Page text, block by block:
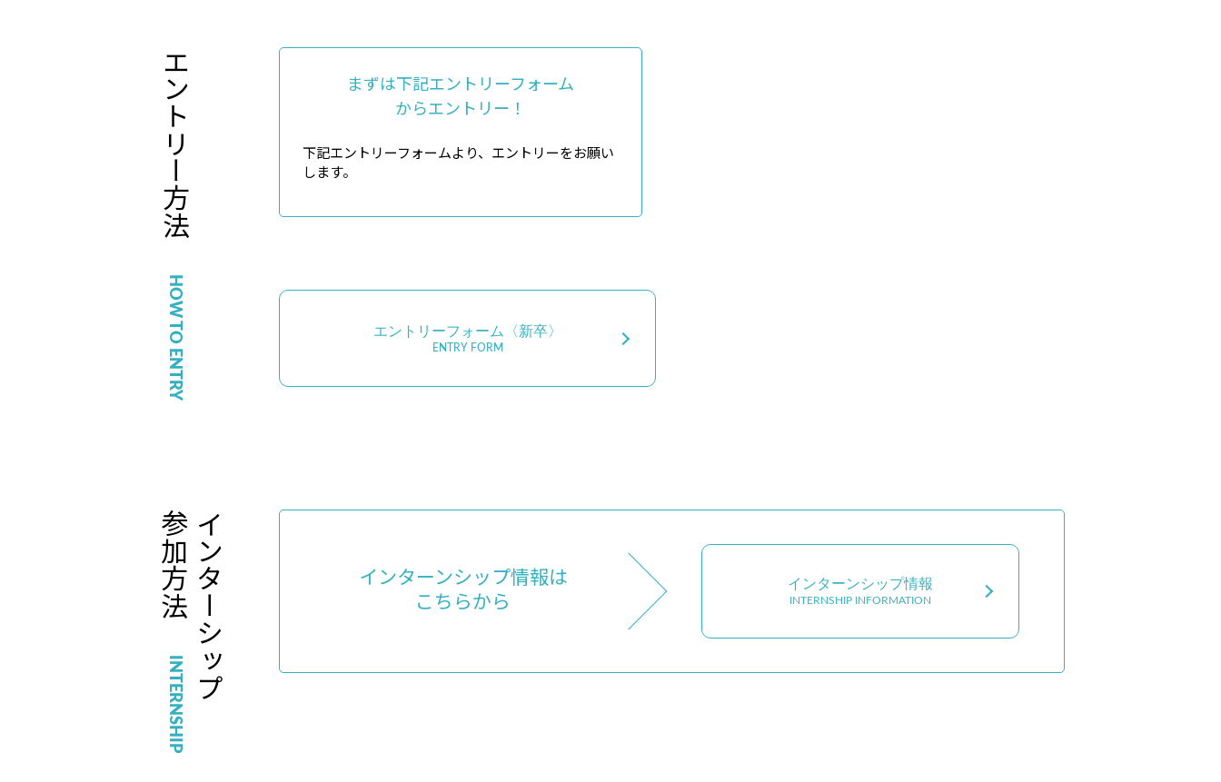
エントリー
方法
HOW TO ENTRY
まずは下記エントリーフォーム
からエントリー！
下記エントリーフォームより、エントリーをお願い
します。
エントリーフォーム〈新卒〉
ENTRY FORM
インターシップ
参加方法
INTERNSHIP
インターンシップ情報は
こちらから
インターンシップ情報
INTERNSHIP INFORMATION